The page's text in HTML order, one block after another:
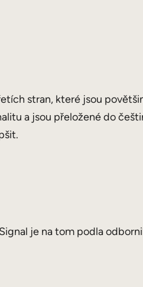
stran, které jsou
a jsou přeložené do
je na tom podla